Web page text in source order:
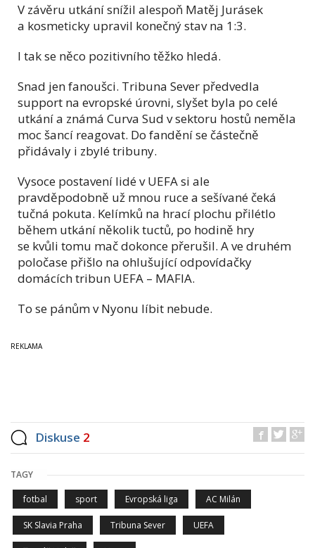
V závěru utkání snížil alespoň Matěj Jurásek
a kosmeticky upravil konečný stav na 1:3.
I tak se něco pozitivního těžko hledá.
Snad jen fanoušci. Tribuna Sever předvedla
support na evropské úrovni, slyšet byla po celé
utkání a známá Curva Sud v sektoru hostů neměla
moc šancí reagovat. Do fandění se částečně
přidávaly i zbylé tribuny.
Vysoce postavení lidé v UEFA si ale
pravděpodobně už mnou ruce a sešívané čeká
tučná pokuta. Kelímků na hrací plochu přilétlo
během utkání několik tuctů, po hodině hry
se kvůli tomu mač dokonce přerušil. A ve druhém
poločase přišlo na ohlušující odpovídačky
domácích tribun UEFA – MAFIA.
To se pánům v Nyonu líbit nebude.
Diskuse 2
TAGY
fotbal sport Evropská liga AC Milán
SK Slavia Praha Tribuna Sever UEFA